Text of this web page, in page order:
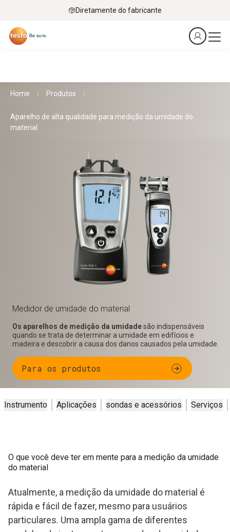
Diretamente do fabricante
Home Produtos
Aparelho de alta qualidade para medição da umidade do
material
Medidor de umidade do material
Os aparelhos de medição da umidadesão indispensáveis
quando se trata de determinar a umidade em edifícios e
madeira e descobrir a causa dos danos causados pela umidade.
Para os produtos
Instrumento Aplicações sondas e acessórios Serviços
O que você deve ter em mente para a medição da umidade
do material
Atualmente, a medição da umidade do material é
rápida e fácil de fazer, mesmo para usuários
particulares. Uma ampla gama de diferentes